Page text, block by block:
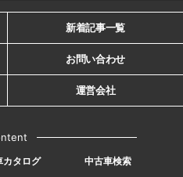
新着記事一覧
お問い合わせ
運営会社
カタログ
中古車検索